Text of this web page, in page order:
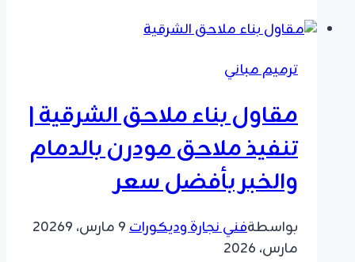
الخبر
أفضل
مجالس
مودرن
في
الشرقية
ترميم مباني
مقاول بناء ملاحق الشرقية |
تنفيذ ملاحق مودرن بالدمام
والخبر بأفضل سعر
بواسطةفني نجارة وديكورات9 مارس، 2026
9
مارس، 2026